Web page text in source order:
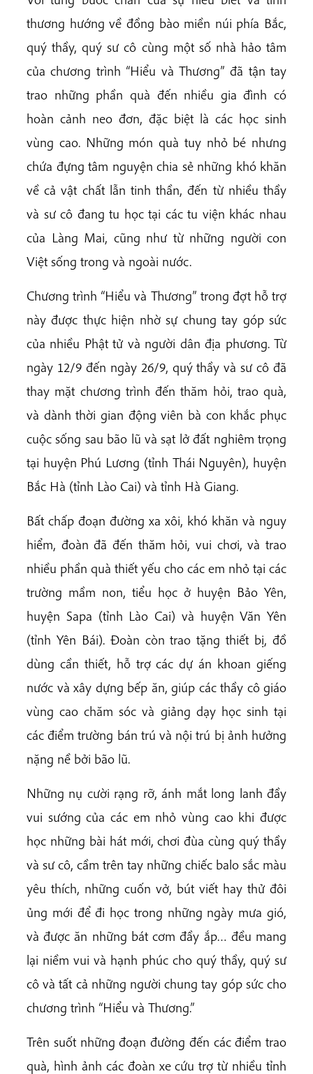
thương hướng về đồng bào miền núi phía Bắc,
quý thầy, quý sư cô cùng một số nhà hảo tâm
của chương trình “Hiểu và Thương” đã tận tay
trao những phần quà đến nhiều gia đình có
hoàn cảnh neo đơn, đặc biệt là các học sinh
vùng cao. Những món quà tuy nhỏ bé nhưng
chứa đựng tâm nguyện chia sẻ những khó khăn
về cả vật chất lẫn tinh thần, đến từ nhiều thầy
và sư cô đang tu học tại các tu viện khác nhau
của Làng Mai, cũng như từ những người con
Việt sống trong và ngoài nước.
Chương trình “Hiểu và Thương” trong đợt hỗ trợ
này được thực hiện nhờ sự chung tay góp sức
của nhiều Phật tử và người dân địa phương. Từ
ngày 12/9 đến ngày 26/9, quý thầy và sư cô đã
thay mặt chương trình đến thăm hỏi, trao quà,
và dành thời gian động viên bà con khắc phục
cuộc sống sau bão lũ và sạt lở đất nghiêm trọng
tại huyện Phú Lương (tỉnh Thái Nguyên), huyện
Bắc Hà (tỉnh Lào Cai) và tỉnh Hà Giang.
Bất chấp đoạn đường xa xôi, khó khăn và nguy
hiểm, đoàn đã đến thăm hỏi, vui chơi, và trao
nhiều phần quà thiết yếu cho các em nhỏ tại các
trường mầm non, tiểu học ở huyện Bảo Yên,
huyện Sapa (tỉnh Lào Cai) và huyện Văn Yên
(tỉnh Yên Bái). Đoàn còn trao tặng thiết bị, đồ
dùng cần thiết, hỗ trợ các dự án khoan giếng
nước và xây dựng bếp ăn, giúp các thầy cô giáo
vùng cao chăm sóc và giảng dạy học sinh tại
các điểm trường bán trú và nội trú bị ảnh hưởng
nặng nề bởi bão lũ.
Những nụ cười rạng rỡ, ánh mắt long lanh đầy
vui sướng của các em nhỏ vùng cao khi được
học những bài hát mới, chơi đùa cùng quý thầy
và sư cô, cầm trên tay những chiếc balo sắc màu
yêu thích, những cuốn vở, bút viết hay thử đôi
ủng mới để đi học trong những ngày mưa gió,
và được ăn những bát cơm đầy ắp… đều mang
lại niềm vui và hạnh phúc cho quý thầy, quý sư
cô và tất cả những người chung tay góp sức cho
chương trình “Hiểu và Thương.”
Trên suốt những đoạn đường đến các điểm trao
quà, hình ảnh các đoàn xe cứu trợ từ nhiều tỉnh